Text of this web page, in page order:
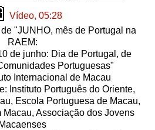
Vídeo, 05:28
"JUNHO, mês de Portugal na
RAEM:
de junho: Dia de Portugal, de
Portuguesas"
Internacional de Macau
Instituto Português do Oriente,
Escola Portuguesa de Macau,
Associação dos Jovens
Macaenses